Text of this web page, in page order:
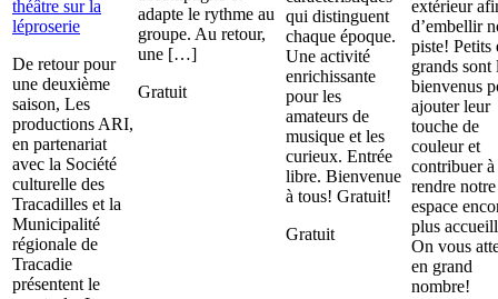
théâtre sur la
léproserie
De retour pour
une deuxième
saison, Les
productions ARI,
en partenariat
avec la Société
culturelle des
Tracadilles et la
Municipalité
régionale de
Tracadie
présentent le
adapte le rythme au
groupe. Au retour,
une […]
Gratuit
qui distinguent
chaque époque.
Une activité
enrichissante
pour les
amateurs de
musique et les
curieux. Entrée
libre. Bienvenue
à tous! Gratuit!
Gratuit
extérieur
d’embellir
piste! Petits
grands sont
bienvenus
ajouter leur
touche de
couleur et
contribuer à
rendre notre
espace
plus
On vous
en grand
nombre!